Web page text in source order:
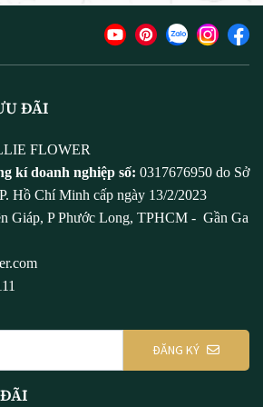
ĐÃI
FLOWER
kí doanh nghiệp số: 0317676950 do Sở
Hồ Chí Minh cấp ngày 13/2/2023
Giáp, P Phước Long, TPHCM - Gần Ga
ĐĂNG KÝ